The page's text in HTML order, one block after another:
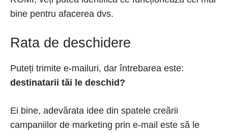
bine pentru afacerea dvs.
Rata de deschidere
Puteți trimite e-mailuri, dar întrebarea este:
destinatarii tăi le deschid?
Ei bine, adevărata idee din spatele creării
campaniilor de marketing prin e-mail este să le